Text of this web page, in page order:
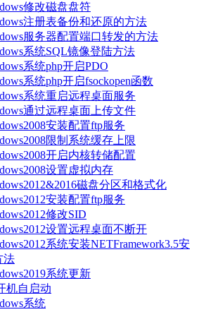
修改磁盘盘符
注册表备份和还原的方法
服务器配置端口转发的方法
系统SQL镜像登陆方法
系统php开启PDO
系统php开启fsockopen函数
系统重启远程桌面服务
通过远程桌面上传文件
安装配置ftp服务
限制系统缓存上限
开启内核转储配置
设置虚拟内存
磁盘分区和格式化
安装配置ftp服务
修改SID
设置远程桌面不断开
系统安装NETFramework3.5安
法
系统更新
机自启动
系统